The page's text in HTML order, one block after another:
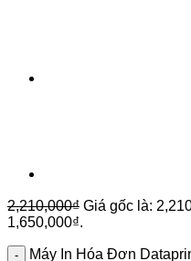
2,210,000₫ Giá gốc là:
1,650,000₫.
Máy In Hóa Đơn